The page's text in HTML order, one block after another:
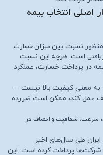
انتخاب بیمه
نسبت بین میزان خسارت
است. هرچه این نسبت
در پرداخت خسارت، عملکرد
به معنی کیفیت بالا نیست —
عمل کند، ممکن است ضررده
سرعت، شفافیت و انصاف در
طی سال‌های اخیر
شرکت‌ها پرداخت کرده است. این